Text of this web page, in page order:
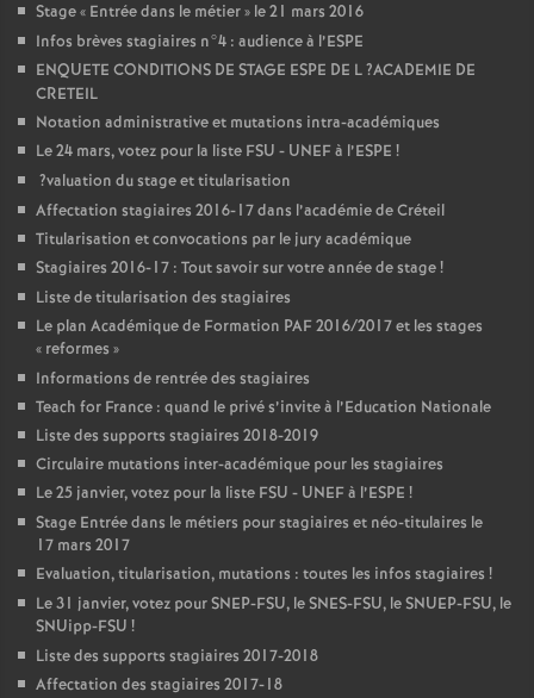
Stage « Entrée dans le métier» le 21 mars 2016
Infos brèves stagiaires n°4 : audience à l’ESPE
ENQUETE CONDITIONS DE STAGE ESPE DE L?ACADEMIE DE
CRETEIL
Notation administrative et mutations intra-académiques
Le 24 mars, votez pour la liste FSU - UNEFà l’ESPE !
?valuation du stage et titularisation
Affectation stagiaires 2016-17 dans l’académie de Créteil
Titularisation et convocations par le jury académique
Stagiaires 2016-17 : Tout savoir sur votre année de stage!
Liste de titularisation des stagiaires
Le plan Académique de Formation PAF2016/2017 et les stages
« reformes »
Informations de rentrée des stagiaires
Teach for France : quand le privé s’invite à l’Education Nationale
Liste des supports stagiaires 2018-2019
Circulaire mutations inter-académique pour les stagiaires
Le 25 janvier, votez pour la liste FSU - UNEFà l’ESPE !
Stage Entrée dans le métiers pour stagiaires et néo-titulaires le
17 mars 2017
Evaluation, titularisation, mutations : toutes les infos stagiaires !
Le 31 janvier, votez pourSNEP-FSU, leSNES-FSU, leSNUEP-FSU, le
SNUipp-FSU !
Liste des supports stagiaires 2017-2018
Affectation des stagiaires 2017-18